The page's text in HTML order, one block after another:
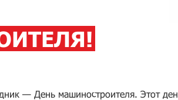
— День машиностроителя. Этот